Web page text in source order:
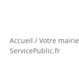
Accueil / Votre mairie
ServicePublic.fr